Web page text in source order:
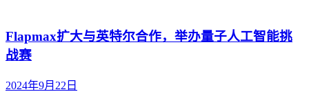
Flapmax扩大与英特尔合作，举办量子人工智能挑
战赛
2024年9月22日